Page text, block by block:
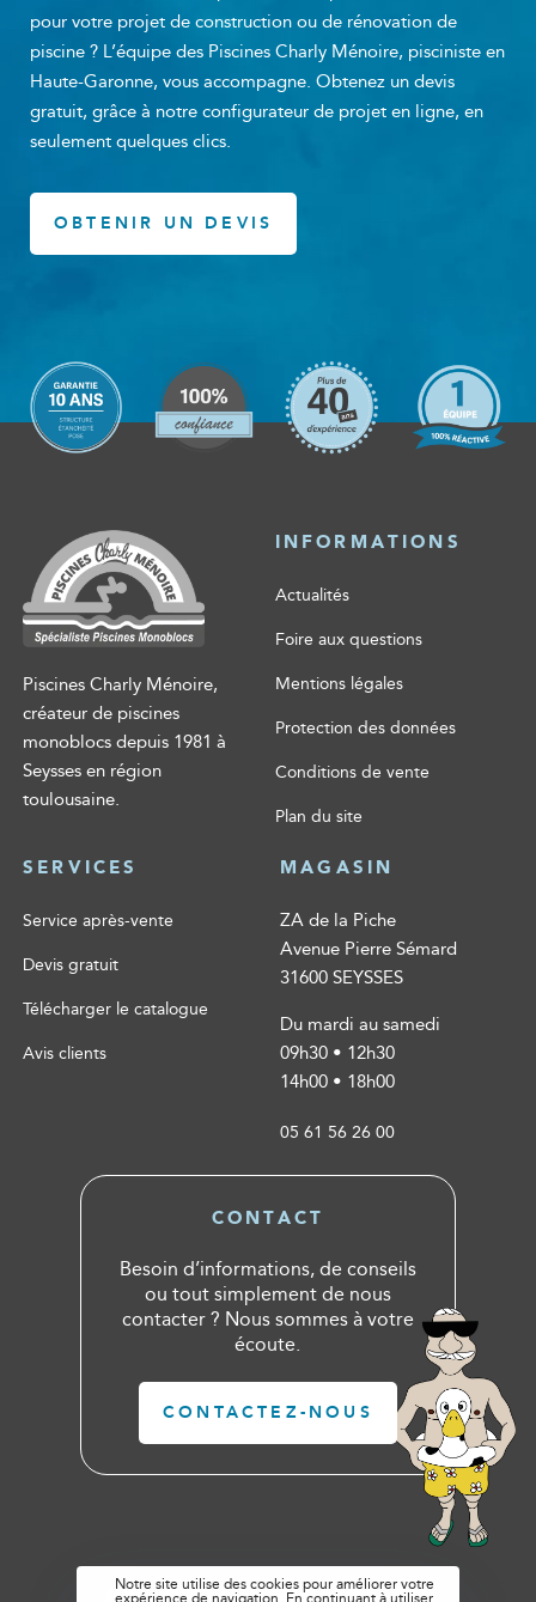
pour votre projet de construction ou de rénovation de
piscine ? L’équipe des Piscines Charly Ménoire, pisciniste en
Haute-Garonne, vous accompagne. Obtenez un devis
gratuit, grâce à notre configurateur de projet en ligne, en
seulement quelques clics.
OBTENIR UN DEVIS
Piscines Charly Ménoire,
créateur de piscines
monoblocs depuis 1981 à
Seysses en région
toulousaine.
INFORMATIONS
Actualités
Foire aux questions
Mentions légales
Protection des données
Conditions de vente
Plan du site
SERVICES
Service après-vente
Devis gratuit
Télécharger le catalogue
Avis clients
MAGASIN
ZA de la Piche
Avenue Pierre Sémard
31600 SEYSSES
Du mardi au samedi
09h30 • 12h30
14h00 • 18h00
05 61 56 26 00
CONTACT
Besoin d’informations, de conseils
ou tout simplement de nous
contacter ? Nous sommes à votre
écoute.
CONTACTEZ-NOUS
Notre site utilise des cookies pour améliorer votre